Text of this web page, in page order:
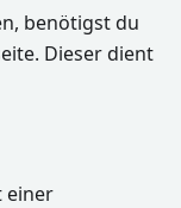
benötigst du
Dieser dient
einer